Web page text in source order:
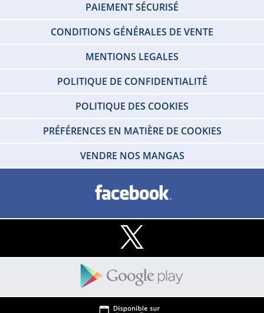
PAIEMENT SÉCURISÉ
CONDITIONS GÉNÉRALES DE VENTE
MENTIONS LEGALES
POLITIQUE DE CONFIDENTIALITÉ
POLITIQUE DES COOKIES
PRÉFÉRENCES EN MATIÈRE DE COOKIES
VENDRE NOS MANGAS